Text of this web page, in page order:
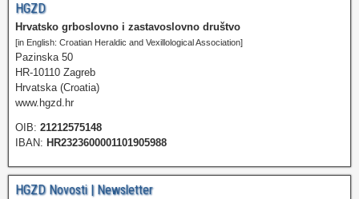
HGZD
Hrvatsko grboslovno i zastavoslovno društvo
[in English: Croatian Heraldic and Vexillological Association]
Pazinska 50
HR-10110 Zagreb
Hrvatska (Croatia)
www.hgzd.hr
OIB: 21212575148
IBAN: HR2323600001101905988
HGZD Novosti | Newsletter